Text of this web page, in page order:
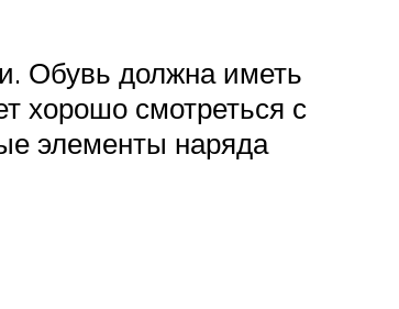
Обувь должна иметь
хорошо смотреться с
элементы наряда